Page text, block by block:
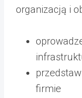
organizacją i
firmie